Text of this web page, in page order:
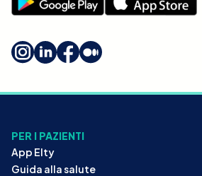
PER I PAZIENTI
App Elty
Guida alla salute